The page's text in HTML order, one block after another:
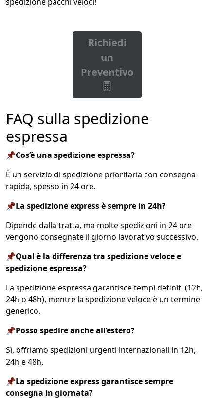
Richiedi
un
Preventivo
FAQ sulla spedizione
espressa
📌Cos’è una spedizione espressa?
È un servizio di spedizione prioritaria con consegna
rapida, spesso in 24 ore.
📌La spedizione express è sempre in 24h?
Dipende dalla tratta, ma molte spedizioni in 24 ore
vengono consegnate il giorno lavorativo successivo.
📌Qual è la differenza tra spedizione veloce e
spedizione espressa?
La spedizione espressa garantisce tempi definiti (12h,
24h o 48h), mentre la spedizione veloce è un termine
generico.
📌Posso spedire anche all’estero?
Sì, offriamo spedizioni urgenti internazionali in 12h,
24h e 48h.
📌La spedizione express garantisce sempre
consegna in giornata?